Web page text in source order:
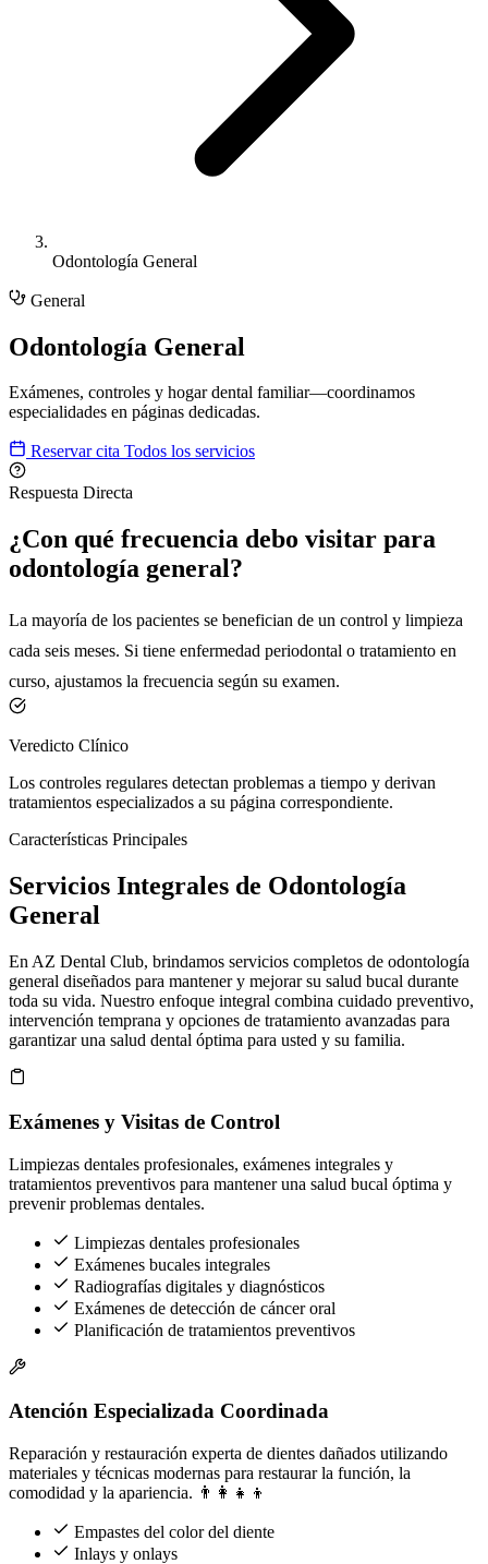
Odontología General
General
Odontología General
Exámenes, controles y hogar dental familiar—coordinamos
especialidades en páginas dedicadas.
Reservar cita Todos los servicios
Respuesta Directa
¿Con qué frecuencia debo visitar para
odontología general?
La mayoría de los pacientes se benefician de un control y limpieza
cada seis meses. Si tiene enfermedad periodontal o tratamiento en
curso, ajustamos la frecuencia según su examen.
Veredicto Clínico
Los controles regulares detectan problemas a tiempo y derivan
tratamientos especializados a su página correspondiente.
Características Principales
Servicios Integrales de Odontología
General
En AZ Dental Club, brindamos servicios completos de odontología
general diseñados para mantener y mejorar su salud bucal durante
toda su vida. Nuestro enfoque integral combina cuidado preventivo,
intervención temprana y opciones de tratamiento avanzadas para
garantizar una salud dental óptima para usted y su familia.
Exámenes y Visitas de Control
Limpiezas dentales profesionales, exámenes integrales y
tratamientos preventivos para mantener una salud bucal óptima y
prevenir problemas dentales.
Limpiezas dentales profesionales
Exámenes bucales integrales
Radiografías digitales y diagnósticos
Exámenes de detección de cáncer oral
Planificación de tratamientos preventivos
Atención Especializada Coordinada
Reparación y restauración experta de dientes dañados utilizando
materiales y técnicas modernas para restaurar la función, la
comodidad y la apariencia. 👨‍👩‍👧‍👦
Empastes del color del diente
Inlays y onlays